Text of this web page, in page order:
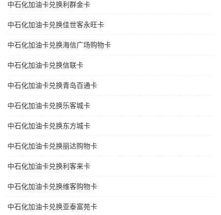
中石化加油卡兑换利群金卡
中石化加油卡兑换佳世客永旺卡
中石化加油卡兑换海信广场购物卡
中石化加油卡兑换信联卡
中石化加油卡兑换青岛百通卡
中石化加油卡兑换乐客城卡
中石化加油卡兑换东方城卡
中石化加油卡兑换丽达购物卡
中石化加油卡兑换利客来卡
中石化加油卡兑换维客购物卡
中石化加油卡兑换亚泰富苑卡